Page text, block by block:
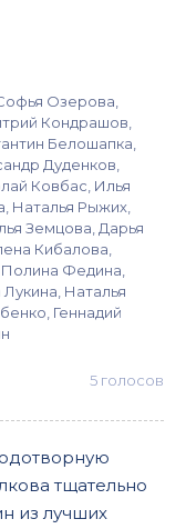
Озерова,
Кондрашов,
Белошапка,
Дуденков,
Ковбас, Илья
Наталья Рыжих,
Земцова, Дарья
Кибалова,
Федина,
Наталья
Геннадий
5 голосов
тщательно
из лучших